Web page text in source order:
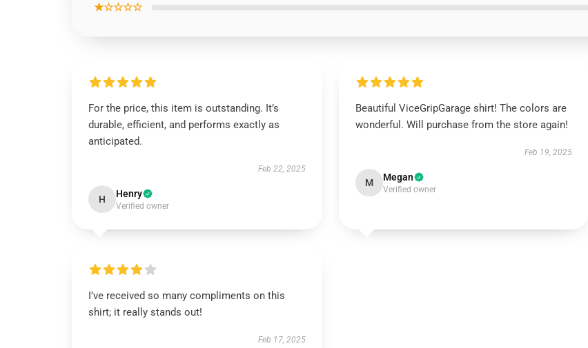
★☆☆☆☆
For the price, this item is outstanding. It’s
durable, efficient, and performs exactly as
anticipated.
Feb 22, 2025
H Henry
Verified owner
Beautiful ViceGripGarage shirt! The colors are
wonderful. Will purchase from the store again!
Feb 19, 2025
M Megan
Verified owner
I’ve received so many compliments on this
shirt; it really stands out!
Feb 17, 2025